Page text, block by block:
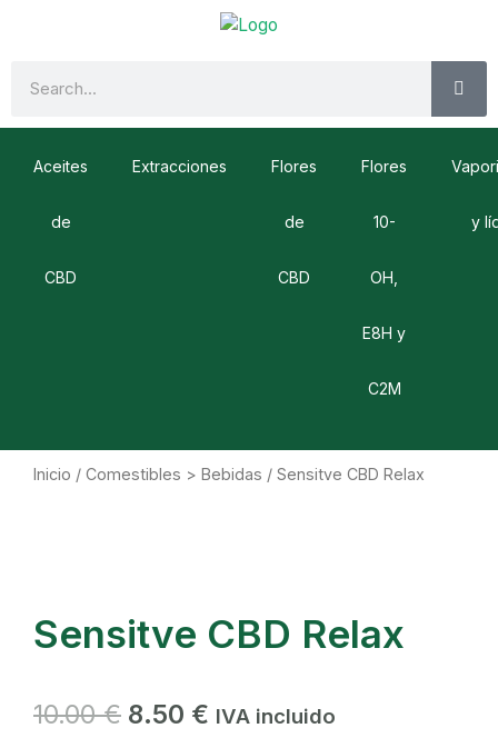
Aceites
de
CBD
Extracciones Flores
de
CBD
Flores
10-
OH,
E8H y
C2M
y
Inicio / Comestibles > Bebidas / Sensitve CBD Relax
Sensitve CBD Relax
10.00€ El
8.50 € El
IVA incluido